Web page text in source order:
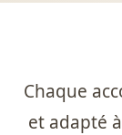
Chaque
et adapté